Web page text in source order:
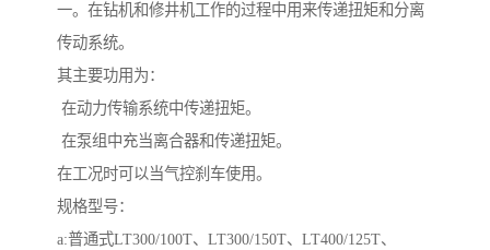
一。在钻机和修井机工作的过程中用来传递扭矩和分离
传动系统。
其主要功用为：
在动力传输系统中传递扭矩。
在泵组中充当离合器和传递扭矩。
在工况时可以当气控刹车使用。
规格型号：
a:普通式LT300/100T、LT300/150T、LT400/125T、